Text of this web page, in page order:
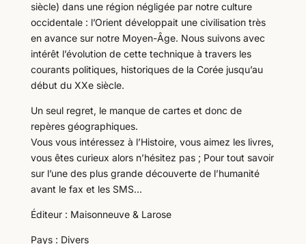
siècle) dans une région négligée par notre culture
occidentale : l’Orient développait une civilisation très
en avance sur notre Moyen-Âge. Nous suivons avec
intérêt l’évolution de cette technique à travers les
courants politiques, historiques de la Corée jusqu’au
début du XXe siècle.
Un seul regret, le manque de cartes et donc de
repères géographiques.
Vous vous intéressez à l’Histoire, vous aimez les livres,
vous êtes curieux alors n’hésitez pas ; Pour tout savoir
sur l’une des plus grande découverte de l’humanité
avant le fax et les SMS…
Éditeur : Maisonneuve & Larose
Pays : Divers